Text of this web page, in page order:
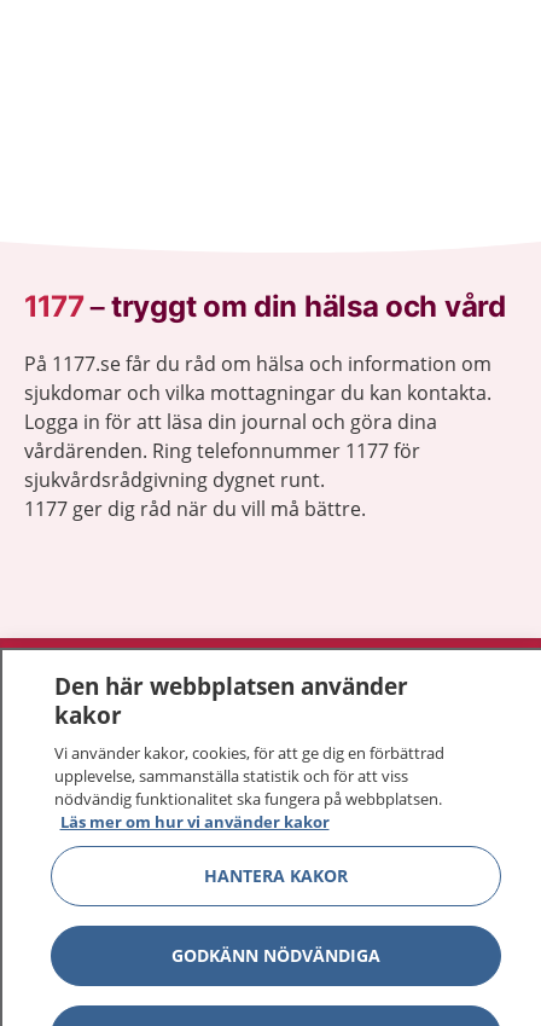
1177–tryggt om din hälsa och vård
På 1177.se får du råd om hälsa och information om
sjukdomar och vilka mottagningar du kan kontakta.
Logga in för att läsa din journal och göra dina
vårdärenden. Ring telefonnummer 1177 för
sjukvårdsrådgivning dygnet runt.
1177 ger dig råd när du vill må bättre.
Kontakt
Behandling av personuppgifter
Hantering av kakor
Den här webbplatsen använder
kakor
Vi använder kakor, cookies, för att ge dig en förbättrad
upplevelse, sammanställa statistik och för att viss
nödvändig funktionalitet ska fungera på webbplatsen.
Läs mer om hur vi använder kakor
HANTERA KAKOR
GODKÄNN NÖDVÄNDIGA